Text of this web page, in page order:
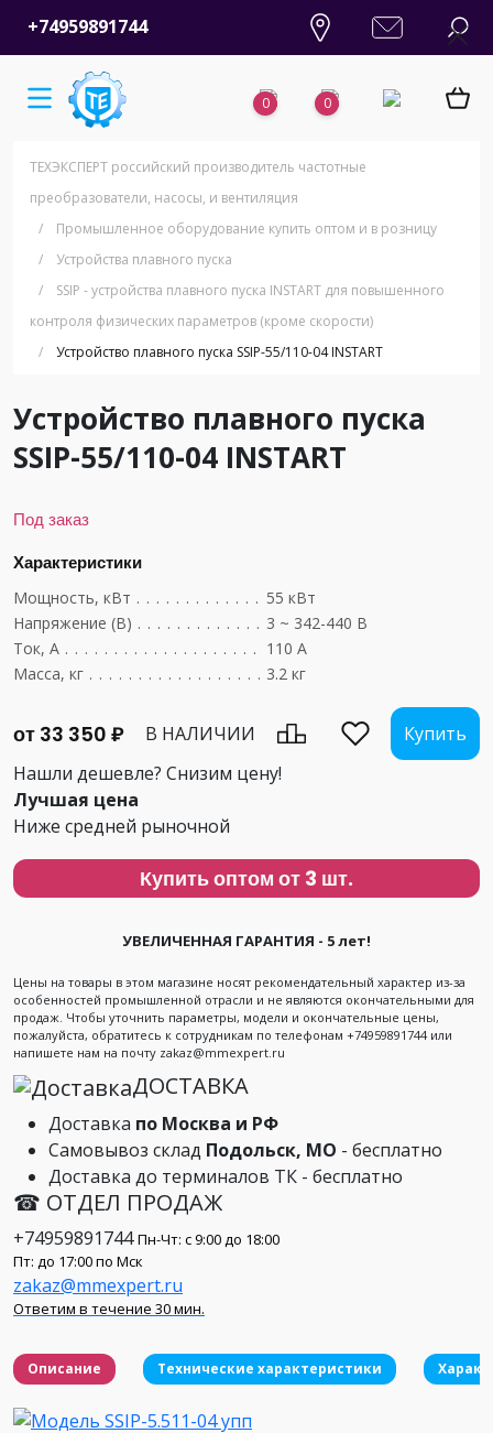
+74959891744
0 0
ТЕХЭКСПЕРТ российский производитель частотные
преобразователи, насосы, и вентиляция
/
Промышленное оборудование купить оптом и в розницу
/
Устройства плавного пуска
/
SSIP - устройства плавного пуска INSTART для повышенного
контроля физических параметров (кроме скорости)
/
Устройство плавного пуска SSIP-55/110-04 INSTART
Устройство плавного пуска
SSIP-55/110-04 INSTART
Под заказ
Характеристики
Мощность, кВт
55 кВт
Напряжение (В)
3 ~ 342-440 В
Ток, А
110 А
Масса, кг
3.2 кг
от 33 350 ₽ В НАЛИЧИИ
Купить
Нашли дешевле? Снизим цену!
Лучшая цена
Ниже средней рыночной
Купить оптом от 3 шт.
УВЕЛИЧЕННАЯ ГАРАНТИЯ - 5 лет!
Цены на товары в этом магазине носят рекомендательный характер из-за
особенностей промышленной отрасли и не являются окончательными для
продаж. Чтобы уточнить параметры, модели и окончательные цены,
пожалуйста, обратитесь к сотрудникам по телефонам +74959891744 или
напишете нам на почту zakaz@mmexpert.ru
ДОСТАВКА
Доставка по Москва и РФ
Самовывоз склад Подольск, МО - бесплатно
Доставка до терминалов ТК - бесплатно
☎ ОТДЕЛ ПРОДАЖ
+74959891744 Пн-Чт: с 9:00 до 18:00
Пт: до 17:00 по Мск
zakaz@mmexpert.ru
Ответим в течение 30 мин.
Описание Технические характеристики